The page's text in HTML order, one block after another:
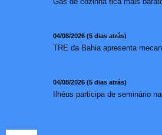
04/08/2026 (5 dias atrás)
04/08/2026 (5 dias atrás)